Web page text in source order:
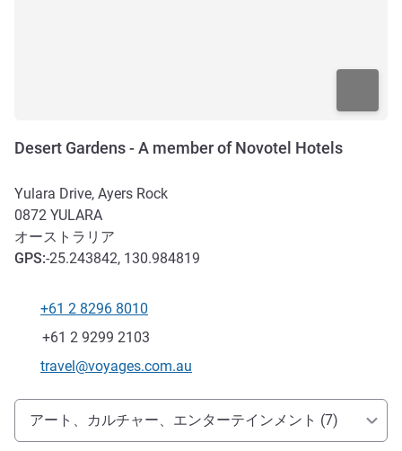
Desert Gardens - A member of Novotel Hotels
Yulara Drive, Ayers Rock
0872 YULARA
オーストラリア
GPS:-25.243842, 130.984819
電話番号
+61 2 8296 8010
ファックス
+61 2 9299 2103
Eメール
travel@voyages.com.au
アクセスと交通機関
アート、カルチャー、エンターテインメント (7)